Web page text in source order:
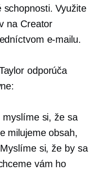
schopnosti. Využite
na Creator
e-mailu.
odporúča
myslíme si, že sa
milujeme obsah,
si, že by sa
vám ho